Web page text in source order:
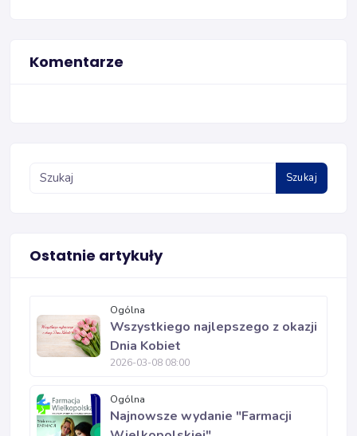
Komentarze
Szukaj
Ostatnie artykuły
Ogólna
Wszystkiego najlepszego z okazji
Dnia Kobiet
2026-03-08 08:00
Ogólna
Najnowsze wydanie "Farmacji